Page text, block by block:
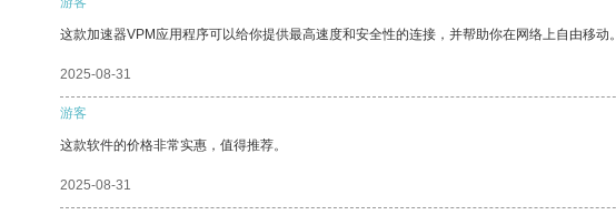
这款加速器VPM应用程序可以给你提供最高速度和安全性的连接，并帮助你在网络上自由移动。
2025-08-31
游客
这款软件的价格非常实惠，值得推荐。
2025-08-31